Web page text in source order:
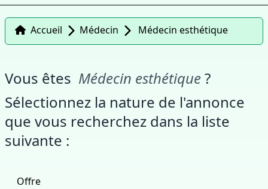
Accueil Médecin Médecin esthétique
Vous êtes Médecin esthétique?
Sélectionnez la nature de l'annonce
que vous recherchez dans la liste
suivante :
Offre